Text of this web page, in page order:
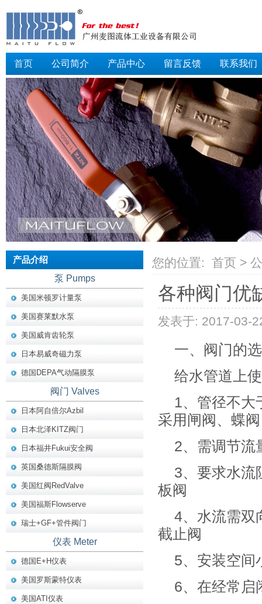
首页 公司简介 产品中心 留言反馈 联系我们
您的位置: 首页 >
各种阀门优
发表于: 2017-03-
一、阀门的
给水管道上
1、管径不大
采用闸阀、蝶阀
2、需调节流
3、要求水流
板阀
4、水流需双
截止阀
5、安装空间
6、在经常启
产品介绍
泵 Pumps
美国米顿罗计量泵
美国赛莱默水泵
美国威肯齿轮泵
日本易威奇磁力泵
德国DEPA气动隔膜泵
阀门 Valves
日本阿自倍尔Azbil
日本北泽KITZ阀门
日本福井Fukui安全阀
英国桑德斯隔膜阀
美国红阀RedValve
美国福斯Flowserve
瑞士+GF+管件阀门
仪表 Meter
德国E+H仪表
美国罗斯蒙特仪表
美国ATI仪表